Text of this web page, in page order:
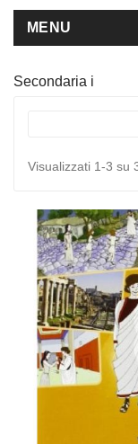
MENU
Secondaria i
Visualizzati 1-3 su